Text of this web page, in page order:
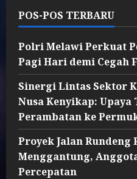
POS-POS TERBARU
Polri Melawi Perkuat
Pagi Hari demi Cegah
Sinergi Lintas Sektor
Nusa Kenyikap: Upaya
Perambatan ke
Proyek Jalan Rundeng
Menggantung,
Percepatan